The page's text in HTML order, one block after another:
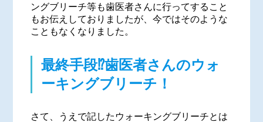
ングブリーチ等も歯医者さんに行ってすること
もお伝えしておりましたが、今ではそのような
こともなくなりました。
最終手段⁉歯医者さんのウォ
ーキングブリーチ！
さて、うえで記したウォーキングブリーチとは